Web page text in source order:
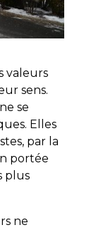
valeurs
sens.
se
Elles
par la
portée
plus
ne